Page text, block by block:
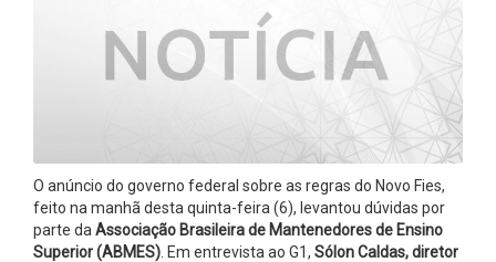
O anúncio do governo federal sobre as regras do Novo Fies,
feito na manhã desta quinta-feira (6), levantou dúvidas por
parte da Associação Brasileira de Mantenedores de Ensino
Superior (ABMES) . Em entrevista ao G1, Sólon Caldas, diretor